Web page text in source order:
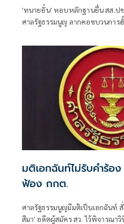
'ทนายอั๋น' หอบหลักฐานยื่น สส.ปช
ศาลรัฐธรรมนูญ ลากคอขบวนการ
มติเอกฉันท์ไม่รับคำร้อ
ฟ้อง กกต.
ศาลรัฐธรรมนูญมีมติเป็นเอกฉันท์
สีมา' อดีตผู้สมัคร สว. ไว้พิจารณาวิ